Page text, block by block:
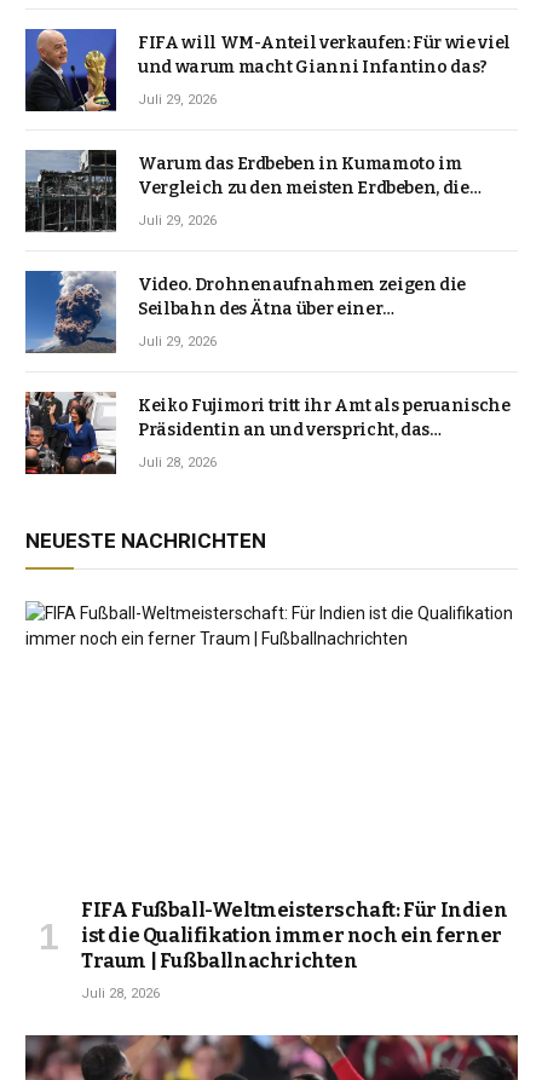
FIFA will WM-Anteil verkaufen: Für wie viel
und warum macht Gianni Infantino das?
Juli 29, 2026
Warum das Erdbeben in Kumamoto im
Vergleich zu den meisten Erdbeben, die
Japan erschütterten, ungewöhnlich ist
Juli 29, 2026
Video. Drohnenaufnahmen zeigen die
Seilbahn des Ätna über einer
Vulkanlandschaft
Juli 29, 2026
Keiko Fujimori tritt ihr Amt als peruanische
Präsidentin an und verspricht, das
Jahrzehnt der Instabilität zu beenden
Juli 28, 2026
NEUESTE NACHRICHTEN
FIFA Fußball-Weltmeisterschaft: Für Indien
ist die Qualifikation immer noch ein ferner
Traum | Fußballnachrichten
Juli 28, 2026